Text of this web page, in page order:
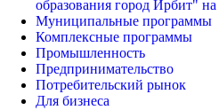
образования город Ирбит"
Муниципальные программы
Комплексные программы
Промышленность
Предпринимательство
Потребительский рынок
Для бизнеса